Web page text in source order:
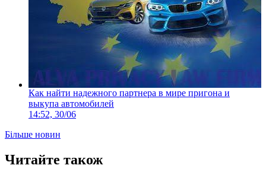
Как найти надежного партнера в мире пригона и
выкупа автомобилей
14:52, 30/06
Більше новин
Читайте також